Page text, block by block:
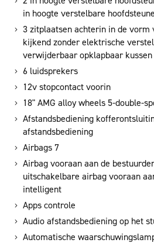
in hoogte verstelbare
3 zitplaatsen achterin in de vorm
kijkend zonder elektrische
verwijderbaar opklapbaar kussen
6 luidsprekers
12v stopcontact voorin
18" AMG alloy wheels 5-double-
Afstandsbediening
afstandsbediening
Airbags 7
Airbag vooraan aan de
uitschakelbare airbag vooraan
intelligent
Apps controle
Audio afstandsbediening op het
Automatische